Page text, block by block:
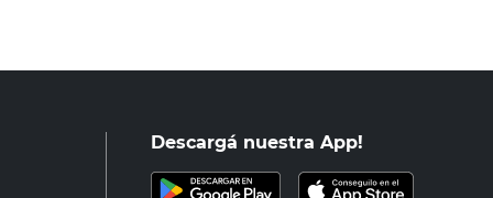
Descargá nuestra App!